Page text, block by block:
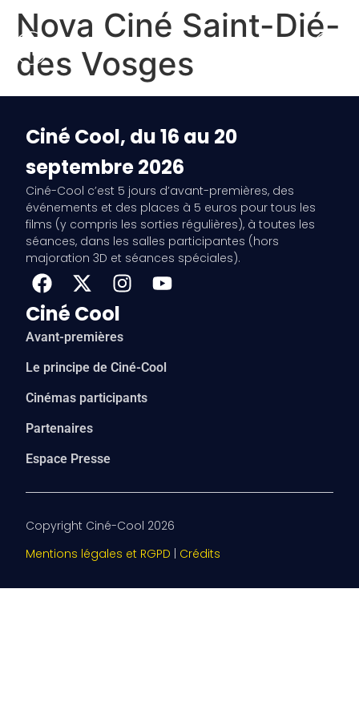
Nova Ciné Saint-Dié-
des Vosges
Ciné Cool, du 16 au 20
septembre 2026
Ciné-Cool c’est 5 jours d’avant-premières, des
événements et des places à 5 euros pour tous les
films (y compris les sorties régulières), à toutes les
séances, dans les salles participantes (hors
majoration 3D et séances spéciales).
Ciné Cool
Avant-premières
Le principe de Ciné-Cool
Cinémas participants
Partenaires
Espace Presse
Copyright Ciné-Cool 2026
Mentions légales et RGPD
Crédits